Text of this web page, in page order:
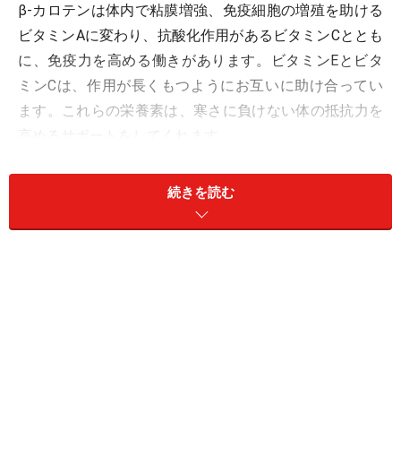
β-カロテンは体内で粘膜増強、免疫細胞の増殖を助ける
ビタミンAに変わり、抗酸化作用があるビタミンCととも
に、免疫力を高める働きがあります。ビタミンEとビタ
ミンCは、作用が長くもつようにお互いに助け合ってい
ます。これらの栄養素は、寒さに負けない体の抵抗力を
またミネラルでは、カルシウムは48mgは、ほうれんそう
並(49mg)に含まれ、カリウム510mg、鉄、亜鉛などの
他、抗酸化作用のあるセレンというミネラルも含んでい
続きを読む